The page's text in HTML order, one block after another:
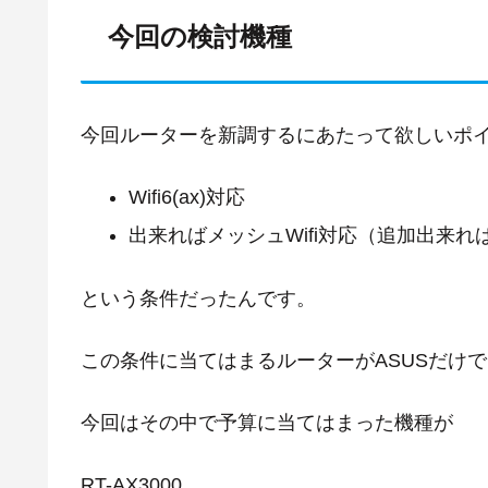
今回の検討機種
今回ルーターを新調するにあたって欲しいポ
Wifi6(ax)対応
出来ればメッシュWifi対応（追加出来れ
という条件だったんです。
この条件に当てはまるルーターがASUSだけで
今回はその中で予算に当てはまった機種が